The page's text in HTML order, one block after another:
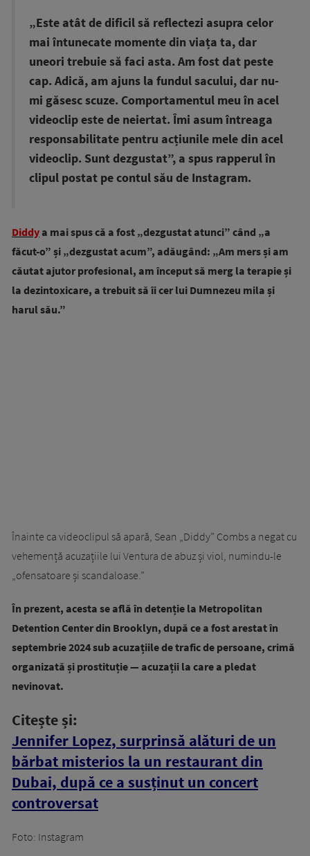
„Este atât de dificil să reflectezi asupra celor
mai întunecate momente din viața ta, dar
uneori trebuie să faci asta. Am fost dat peste
cap. Adică, am ajuns la fundul sacului, dar nu-
mi găsesc scuze. Comportamentul meu în acel
videoclip este de neiertat. Îmi asum întreaga
responsabilitate pentru acțiunile mele din acel
videoclip. Sunt dezgustat”, a spus rapperul în
clipul postat pe contul său de Instagram.
Diddy a mai spus că a fost „dezgustat atunci” când „a
făcut-o” și „dezgustat acum”, adăugând: „Am mers și am
căutat ajutor profesional, am început să merg la terapie și
la dezintoxicare, a trebuit să îi cer lui Dumnezeu mila și
harul său.”
Înainte ca videoclipul să apară, Sean „Diddy” Combs a negat cu
vehemență acuzațiile lui Ventura de abuz și viol, numindu-le
„ofensatoare și scandaloase.”
În prezent, acesta se află în detenție la Metropolitan
Detention Center din Brooklyn, după ce a fost arestat în
septembrie 2024 sub acuzațiile de trafic de persoane, crimă
organizată și prostituție — acuzații la care a pledat
nevinovat.
Citește și:
Jennifer Lopez, surprinsă alături de un
bărbat misterios la un restaurant din
Dubai, după ce a susținut un concert
controversat
Foto: Instagram